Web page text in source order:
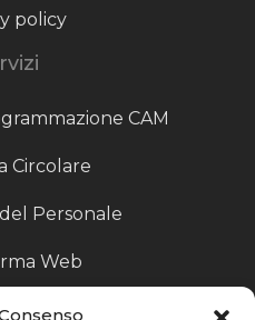
policy
CAM
Circolare
Personale
Web
fornitori